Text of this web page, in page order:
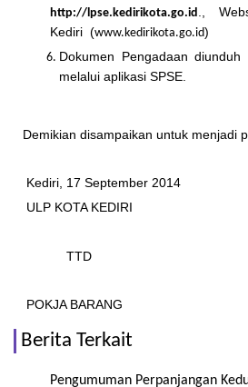
http://lpse.kedirikota.go.id .,
Kediri (www.kedirikota.go.id)
Dokumen Pengadaan diunduh
melalui aplikasi SPSE.
Demikian disampaikan untuk menjadi
Kediri, 17 September 2014
ULP KOTA KEDIRI
TTD
POKJA BARANG
Berita Terkait
Pengumuman Perpanjangan